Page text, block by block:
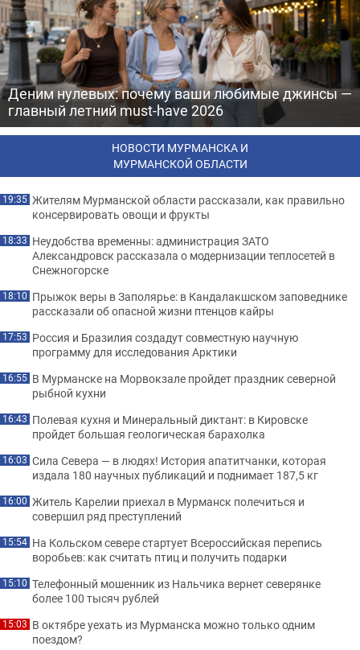
Деним нулевых: почему ваши любимые джинсы —
главный летний must-have 2026
НОВОСТИ МУРМАНСКА И
МУРМАНСКОЙ ОБЛАСТИ
19:35 Жителям Мурманской области рассказали, как правильно
консервировать овощи и фрукты
18:33 Неудобства временны: администрация ЗАТО
Александровск рассказала о модернизации теплосетей в
Снежногорске
18:10 Прыжок веры в Заполярье: в Кандалакшском заповеднике
рассказали об опасной жизни птенцов кайры
17:53 Россия и Бразилия создадут совместную научную
программу для исследования Арктики
16:55 В Мурманске на Морвокзале пройдет праздник северной
рыбной кухни
16:43 Полевая кухня и Минеральный диктант: в Кировске
пройдет большая геологическая барахолка
16:03 Сила Севера — в людях! История апатитчанки, которая
издала 180 научных публикаций и поднимает 187,5 кг
16:00 Житель Карелии приехал в Мурманск полечиться и
совершил ряд преступлений
15:54 На Кольском севере стартует Всероссийская перепись
воробьев: как считать птиц и получить подарки
15:10 Телефонный мошенник из Нальчика вернет северянке
более 100 тысяч рублей
15:03 В октябре уехать из Мурманска можно только одним
поездом?